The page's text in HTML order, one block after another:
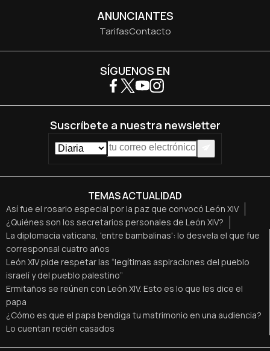
ANUNCIANTES
TarifasContacto
TEMAS ACTUALIDAD
Así fue el rosario especial por la paz que convocó León XIV
¿Quiénes son los secretarios personales de León XIV?
La diplomacia vaticana, 'entre bambalinas': lo desvela el que fue
corresponsal cuatro años
León XIV pide respetar las “legítimas aspiraciones del pueblo
israelí y del pueblo palestino”
Ermitaños se reúnen con León XIV. Esto es lo que les dice el
papa
¿Cómo es que el papa bendiga tu matrimonio en una audiencia?
Lo cuentan recién casados
SÍGUENOS EN
Suscríbete a nuestra newsletter